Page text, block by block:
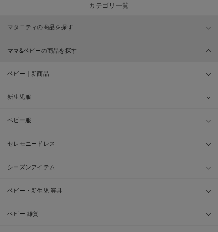
カテゴリ一覧
マタニティの商品を探す
ママ&ベビーの商品を探す
ベビー｜新商品
新生児服
ベビー服
セレモニードレス
シーズンアイテム
ベビー・新生児 寝具
ベビー 雑貨